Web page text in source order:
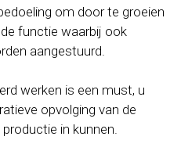
om door te groeien
functie waarbij ook
aangestuurd.
werken is een must, u
opvolging van de
in kunnen.